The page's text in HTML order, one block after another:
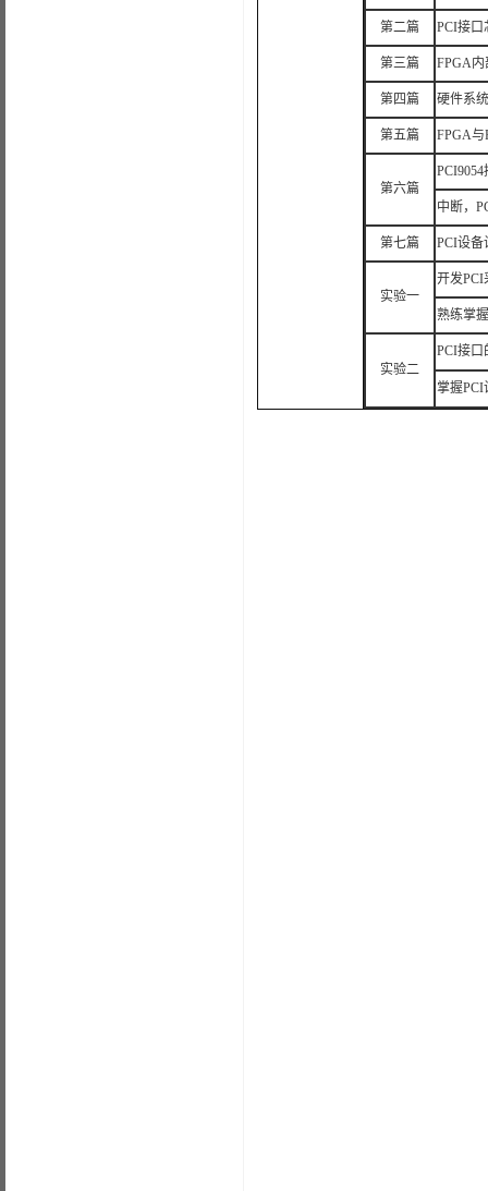
第二篇 PCI接口
第三篇 FPGA
第四篇 硬件系
第五篇 FPGA与
第六篇
中断，
第七篇 PCI设备
实验一
开发PCI
熟练掌
实验二
PCI接口
掌握PCI